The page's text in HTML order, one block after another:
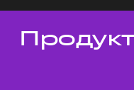
Темы докладов